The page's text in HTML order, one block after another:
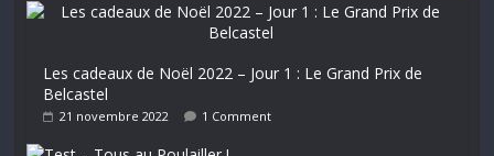
Les cadeaux de Noël 2022 – Jour 1 : Le Grand Prix de
Belcastel
21 novembre 2022 1 Comment